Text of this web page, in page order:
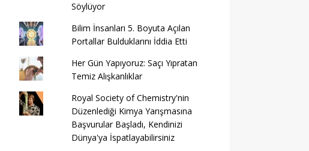
Söylüyor
Bilim İnsanları 5. Boyuta Açılan
Portallar Bulduklarını İddia Etti
Her Gün Yapıyoruz: Saçı Yıpratan
Temiz Alışkanlıklar
Royal Society of Chemistry'nin
Düzenlediği Kimya Yarışmasına
Başvurular Başladı, Kendinizi
Dünya'ya İspatlayabilirsiniz